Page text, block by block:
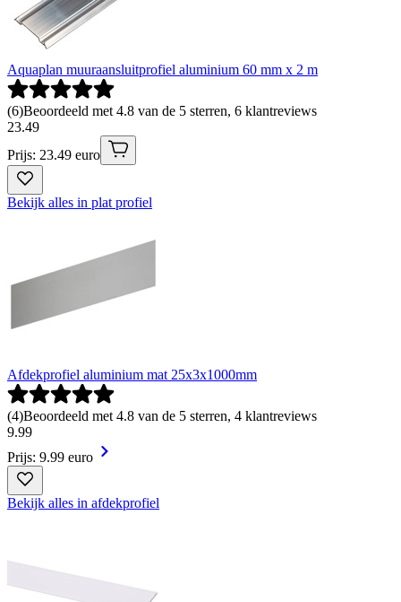
Aquaplan muuraansluitprofiel aluminium 60 mm x 2 m
(6)Beoordeeld met 4.8 van de 5 sterren, 6 klantreviews
23.49
Prijs: 23.49 euro
Bekijk alles in plat profiel
Afdekprofiel aluminium mat 25x3x1000mm
(4)Beoordeeld met 4.8 van de 5 sterren, 4 klantreviews
9.99
Prijs: 9.99 euro
Bekijk alles in afdekprofiel